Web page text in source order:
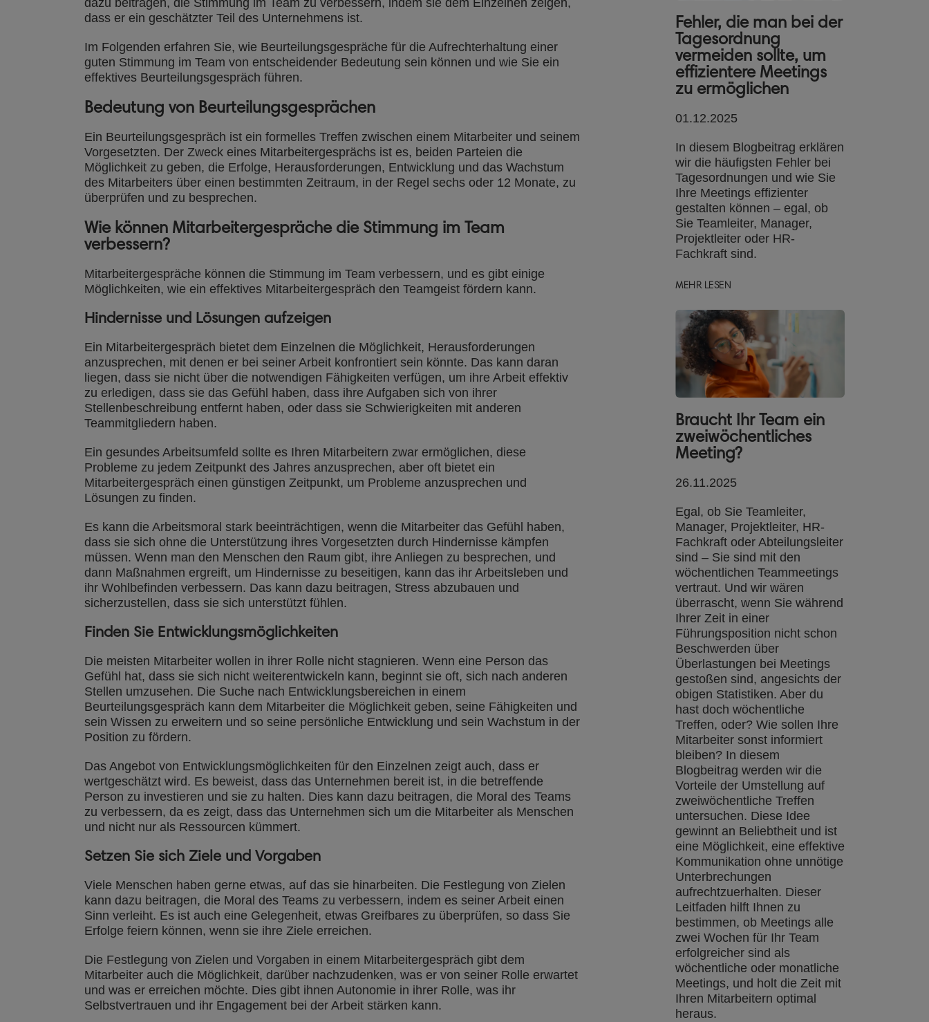
dazu beitragen, die Stimmung im Team zu verbessern, indem sie dem Einzelnen zeigen,
dass er ein geschätzter Teil des Unternehmens ist.
Im Folgenden erfahren Sie, wie Beurteilungsgespräche für die Aufrechterhaltung einer
guten Stimmung im Team von entscheidender Bedeutung sein können und wie Sie ein
effektives Beurteilungsgespräch führen.
Bedeutung von Beurteilungsgesprächen
Ein Beurteilungsgespräch ist ein formelles Treffen zwischen einem Mitarbeiter und seinem
Vorgesetzten. Der Zweck eines Mitarbeitergesprächs ist es, beiden Parteien die
Möglichkeit zu geben, die Erfolge, Herausforderungen, Entwicklung und das Wachstum
des Mitarbeiters über einen bestimmten Zeitraum, in der Regel sechs oder 12 Monate, zu
überprüfen und zu besprechen.
Wie können Mitarbeitergespräche die Stimmung im Team
verbessern?
Mitarbeitergespräche können die Stimmung im Team verbessern, und es gibt einige
Möglichkeiten, wie ein effektives Mitarbeitergespräch den Teamgeist fördern kann.
Hindernisse und Lösungen aufzeigen
Ein Mitarbeitergespräch bietet dem Einzelnen die Möglichkeit, Herausforderungen
anzusprechen, mit denen er bei seiner Arbeit konfrontiert sein könnte. Das kann daran
liegen, dass sie nicht über die notwendigen Fähigkeiten verfügen, um ihre Arbeit effektiv
zu erledigen, dass sie das Gefühl haben, dass ihre Aufgaben sich von ihrer
Stellenbeschreibung entfernt haben, oder dass sie Schwierigkeiten mit anderen
Teammitgliedern haben.
Ein gesundes Arbeitsumfeld sollte es Ihren Mitarbeitern zwar ermöglichen, diese
Probleme zu jedem Zeitpunkt des Jahres anzusprechen, aber oft bietet ein
Mitarbeitergespräch einen günstigen Zeitpunkt, um Probleme anzusprechen und
Lösungen zu finden.
Es kann die Arbeitsmoral stark beeinträchtigen, wenn die Mitarbeiter das Gefühl haben,
dass sie sich ohne die Unterstützung ihres Vorgesetzten durch Hindernisse kämpfen
müssen. Wenn man den Menschen den Raum gibt, ihre Anliegen zu besprechen, und
dann Maßnahmen ergreift, um Hindernisse zu beseitigen, kann das ihr Arbeitsleben und
ihr Wohlbefinden verbessern. Das kann dazu beitragen, Stress abzubauen und
sicherzustellen, dass sie sich unterstützt fühlen.
Finden Sie Entwicklungsmöglichkeiten
Die meisten Mitarbeiter wollen in ihrer Rolle nicht stagnieren. Wenn eine Person das
Gefühl hat, dass sie sich nicht weiterentwickeln kann, beginnt sie oft, sich nach anderen
Stellen umzusehen. Die Suche nach Entwicklungsbereichen in einem
Beurteilungsgespräch kann dem Mitarbeiter die Möglichkeit geben, seine Fähigkeiten und
sein Wissen zu erweitern und so seine persönliche Entwicklung und sein Wachstum in der
Position zu fördern.
Das Angebot von Entwicklungsmöglichkeiten für den Einzelnen zeigt auch, dass er
wertgeschätzt wird. Es beweist, dass das Unternehmen bereit ist, in die betreffende
Person zu investieren und sie zu halten. Dies kann dazu beitragen, die Moral des Teams
zu verbessern, da es zeigt, dass das Unternehmen sich um die Mitarbeiter als Menschen
und nicht nur als Ressourcen kümmert.
Setzen Sie sich Ziele und Vorgaben
Viele Menschen haben gerne etwas, auf das sie hinarbeiten. Die Festlegung von Zielen
kann dazu beitragen, die Moral des Teams zu verbessern, indem es seiner Arbeit einen
Sinn verleiht. Es ist auch eine Gelegenheit, etwas Greifbares zu überprüfen, so dass Sie
Erfolge feiern können, wenn sie ihre Ziele erreichen.
Die Festlegung von Zielen und Vorgaben in einem Mitarbeitergespräch gibt dem
Mitarbeiter auch die Möglichkeit, darüber nachzudenken, was er von seiner Rolle erwartet
und was er erreichen möchte. Dies gibt ihnen Autonomie in ihrer Rolle, was ihr
Selbstvertrauen und ihr Engagement bei der Arbeit stärken kann.
Fehler, die man bei der
Tagesordnung
vermeiden sollte, um
effizientere Meetings
zu ermöglichen
01.12.2025
In diesem Blogbeitrag erklären
wir die häufigsten Fehler bei
Tagesordnungen und wie Sie
Ihre Meetings effizienter
gestalten können – egal, ob
Sie Teamleiter, Manager,
Projektleiter oder HR-
Fachkraft sind.
MEHR LESEN
Braucht Ihr Team ein
zweiwöchentliches
Meeting?
26.11.2025
Egal, ob Sie Teamleiter,
Manager, Projektleiter, HR-
Fachkraft oder Abteilungsleiter
sind – Sie sind mit den
wöchentlichen Teammeetings
vertraut. Und wir wären
überrascht, wenn Sie während
Ihrer Zeit in einer
Führungsposition nicht schon
Beschwerden über
Überlastungen bei Meetings
gestoßen sind, angesichts der
obigen Statistiken. Aber du
hast doch wöchentliche
Treffen, oder? Wie sollen Ihre
Mitarbeiter sonst informiert
bleiben? In diesem
Blogbeitrag werden wir die
Vorteile der Umstellung auf
zweiwöchentliche Treffen
untersuchen. Diese Idee
gewinnt an Beliebtheit und ist
eine Möglichkeit, eine effektive
Kommunikation ohne unnötige
Unterbrechungen
aufrechtzuerhalten. Dieser
Leitfaden hilft Ihnen zu
bestimmen, ob Meetings alle
zwei Wochen für Ihr Team
erfolgreicher sind als
wöchentliche oder monatliche
Meetings, und holt die Zeit mit
Ihren Mitarbeitern optimal
heraus.